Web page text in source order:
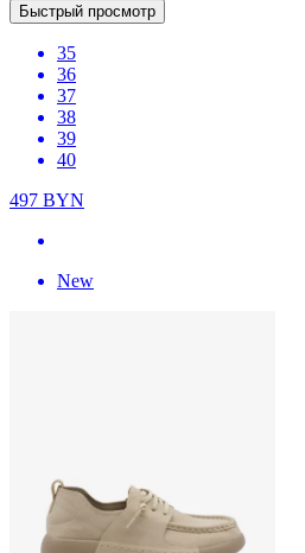
Быстрый просмотр
35
36
37
38
39
40
497 BYN
New